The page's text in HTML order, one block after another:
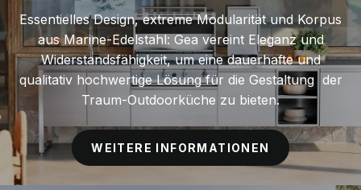
Essentielles Design, extreme Modularität und Korpus
aus Marine-Edelstahl: Gea vereint Eleganz und
Widerstandsfähigkeit, um eine dauerhafte und
qualitativ hochwertige Lösung für die Gestaltung der
Traum-Outdoorküche zu bieten.
WEITERE INFORMATIONEN